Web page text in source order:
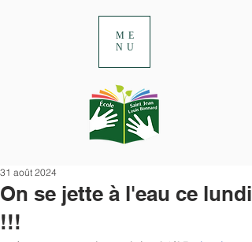
ME
NU
On se jette à l'eau ce lundi
!!!
31 août 2024